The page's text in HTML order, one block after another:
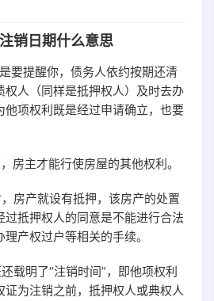
销日期什么意思
要提醒你，债务人依约按期还清
权人（同样是抵押权人）及时去办
他项权利既是经过申请确立，也要
房主才能行使房屋的其他权利。
房产就设有抵押，该房产的处置
过抵押权人的同意是不能进行合法
产权过户等相关的手续。
载明了“注销时间”，即他项权利
证为注销之前，抵押权人或典权人